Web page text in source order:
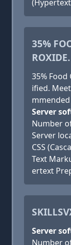
35%
35%
ified.
Server
Number
Server
CSS
Text
ertext
Server
Number